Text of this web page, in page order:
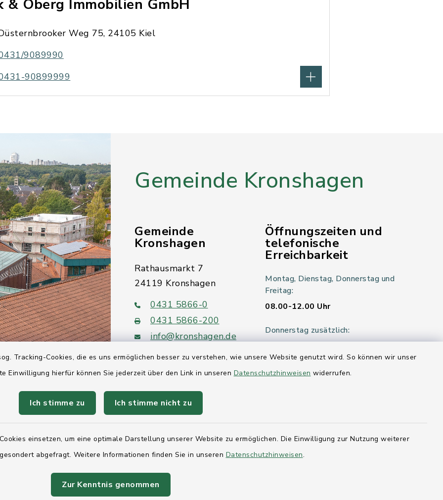
Tracking-Cookies, die es uns ermöglichen besser zu verstehen, wie unsere Website genutzt wird. So können wir unser
Einwilligung hierfür können Sie jederzeit über den Link in unseren Datenschutzhinweisen widerrufen.
Ich stimme zu Ich stimme nicht zu
einsetzen, um eine optimale Darstellung unserer Website zu ermöglichen. Die Einwilligung zur Nutzung weiterer
abgefragt. Weitere Informationen finden Sie in unseren Datenschutzhinweisen.
Zur Kenntnis genommen
& Oberg Immobilien GmbH
Weg 75, 24105 Kiel
9089990
90899999
Gemeinde Kronshagen
Gemeinde
Kronshagen
Rathausmarkt 7
24119 Kronshagen
0431 5866-0
0431 5866-200
info@kronshagen.de
Öffnungszeiten und
telefonische
Erreichbarkeit
Montag, Dienstag, Donnerstag und
Freitag:
08.00-12.00 Uhr
Donnerstag zusätzlich:
Mittwoch:
Quicklinks
Landesregierung Schleswig-
Kreis Rendsburg-Eckernförde